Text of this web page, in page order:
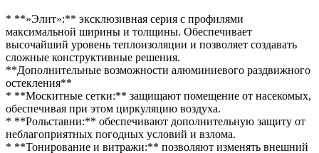
* **»Элит»:** эксклюзивная серия с профилями
максимальной ширины и толщины. Обеспечивает
высочайший уровень теплоизоляции и позволяет создавать
сложные конструктивные решения.
**Дополнительные возможности алюминиевого раздвижного
остекления**
* **Москитные сетки:** защищают помещение от насекомых,
обеспечивая при этом циркуляцию воздуха.
* **Рольставни:** обеспечивают дополнительную защиту от
неблагоприятных погодных условий и взлома.
* **Тонирование и витражи:** позволяют изменять внешний